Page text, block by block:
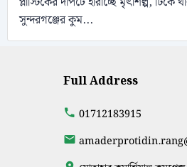
সুন্দরগঞ্জের কুম...
Full Address
01712183915